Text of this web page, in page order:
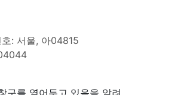
: 서울, 아04815
구를 열어두고 있음을 알려